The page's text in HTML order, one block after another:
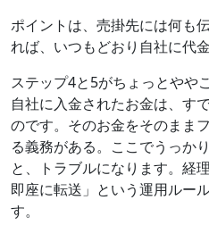
ポイントは、売掛先には何も
れば、いつもどおり自社に代
ステップ4と5がちょっとやや
自社に入金されたお金は、す
のです。そのお金をそのまま
る義務がある。ここでうっか
と、トラブルになります。経
即座に転送」という運用ルー
す。